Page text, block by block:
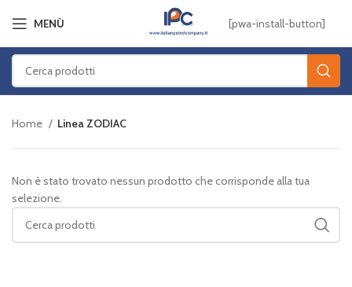
MENÙ [pwa-install-button]
Home Linea ZODIAC
Non è stato trovato nessun prodotto che corrisponde alla tua
selezione.